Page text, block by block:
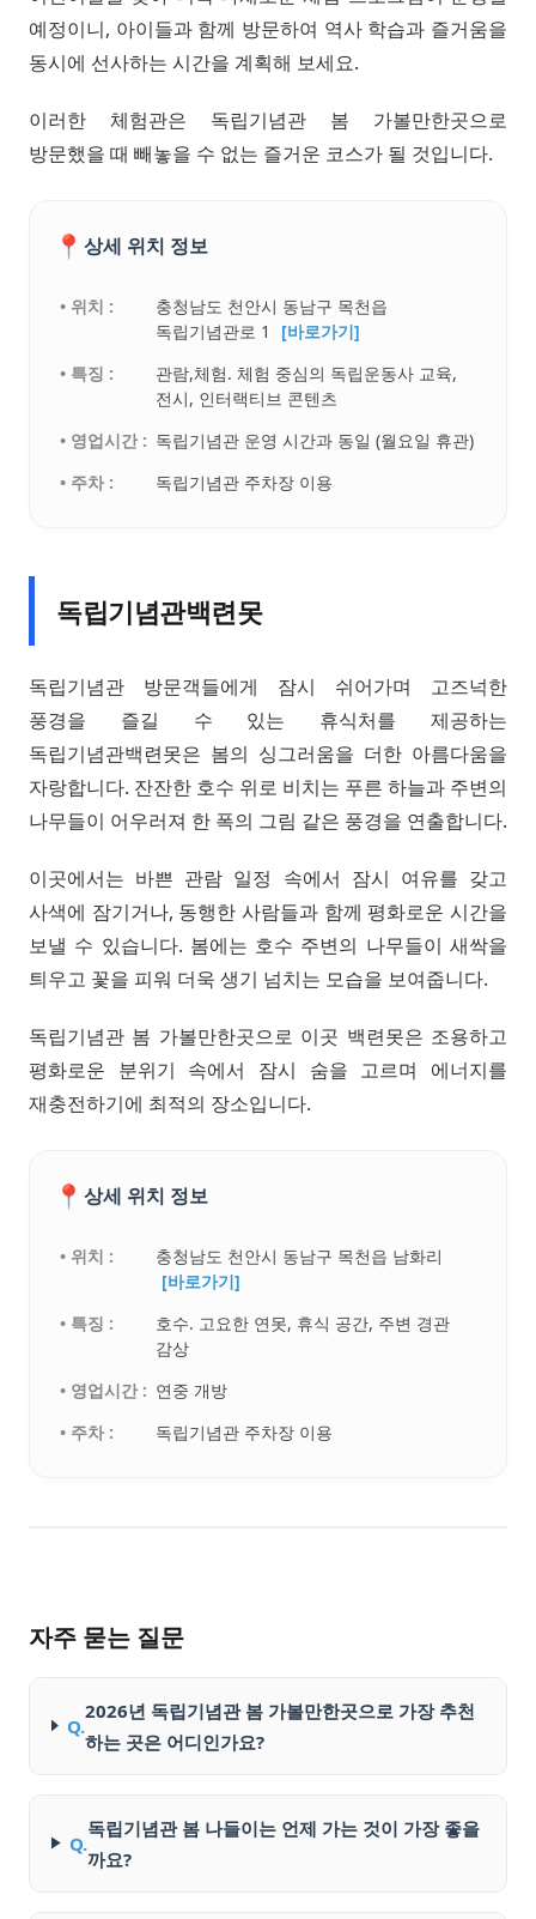
예정이니, 아이들과 함께 방문하여 역사 학습과 즐거움을
동시에 선사하는 시간을 계획해 보세요.
이러한 체험관은 독립기념관 봄 가볼만한곳으로
방문했을 때 빼놓을 수 없는 즐거운 코스가 될 것입니다.
📍 상세 위치 정보
• 위치 :
충청남도 천안시 동남구 목천읍
독립기념관로 1
[바로가기]
• 특징 :
관람,체험. 체험 중심의 독립운동사 교육,
전시, 인터랙티브 콘텐츠
• 영업시간 : 독립기념관 운영 시간과 동일 (월요일 휴관)
• 주차 :
독립기념관 주차장 이용
독립기념관백련못
독립기념관 방문객들에게 잠시 쉬어가며 고즈넉한
풍경을 즐길 수 있는 휴식처를 제공하는
독립기념관백련못은 봄의 싱그러움을 더한 아름다움을
자랑합니다. 잔잔한 호수 위로 비치는 푸른 하늘과 주변의
나무들이 어우러져 한 폭의 그림 같은 풍경을 연출합니다.
이곳에서는 바쁜 관람 일정 속에서 잠시 여유를 갖고
사색에 잠기거나, 동행한 사람들과 함께 평화로운 시간을
보낼 수 있습니다. 봄에는 호수 주변의 나무들이 새싹을
틔우고 꽃을 피워 더욱 생기 넘치는 모습을 보여줍니다.
독립기념관 봄 가볼만한곳으로 이곳 백련못은 조용하고
평화로운 분위기 속에서 잠시 숨을 고르며 에너지를
재충전하기에 최적의 장소입니다.
📍 상세 위치 정보
• 위치 :
충청남도 천안시 동남구 목천읍 남화리
[바로가기]
• 특징 :
호수. 고요한 연못, 휴식 공간, 주변 경관
감상
• 영업시간 : 연중 개방
• 주차 :
독립기념관 주차장 이용
자주 묻는 질문
Q.
2026년 독립기념관 봄 가볼만한곳으로 가장 추천
하는 곳은 어디인가요?
Q.
독립기념관 봄 나들이는 언제 가는 것이 가장 좋을
까요?